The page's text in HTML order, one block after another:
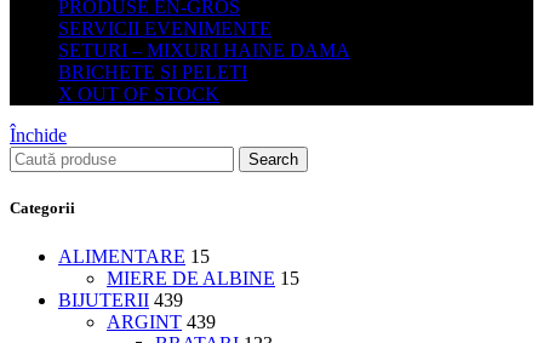
PRODUSE EN-GROS
SERVICII EVENIMENTE
SETURI – MIXURI HAINE DAMA
BRICHETE SI PELETI
X OUT OF STOCK
Închide
Search
Categorii
ALIMENTARE 15
MIERE DE ALBINE 15
BIJUTERII 439
ARGINT 439